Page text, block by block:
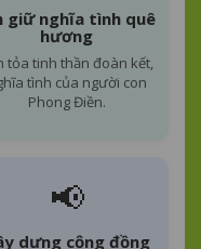
giữ nghĩa tình quê
hương
tỏa tinh thần đoàn kết,
tình của người con
Phong Điền.
📢
dựng cộng đồng